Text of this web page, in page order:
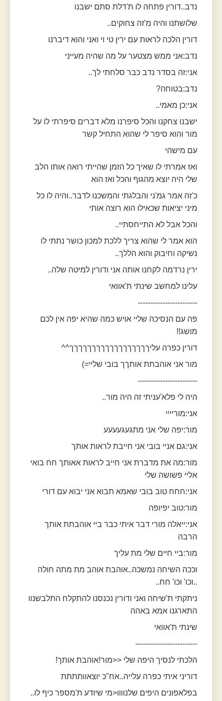
נדב..דורין פתחה לו ת'דלת סתם ישבנו
שלושתנו והיה מ'זה צחוקים..
דורין הלכה לראות עם ירין טי וי ואני והוא דיברנו
נדב:אני ממש מצטער על מה שהיה מעייני
אני:זה בסדר נדב כבר סלחתי לך..
נדב:בטוחה?
אני:כן מאמי..
ישבנו צחקנו והכל סיפרנו מלא דברים סיפרתי לו על
מור והוא סיפר לי שהוא התחיל קשר
עם מישהי
ואז אמרתי לו שאיך כל הזמן שהייתי רואה אותו הלב
שלי היה יוצא מהגוף והכל ואז הוא
כ'זה אמר גמ'ני והבלגתי והמשכנו לדבר..והיה לו כל
מיני יציאות שכאילו הוא רוצה אותי
והכל אבל לא התייחסתיי..
הוא אמר לי שהוא צריך ללכת למכון כושר נתתי לו
נשיקה וחיבוק והוא הללך..
ירין נרדמה לקחנו אותה אני ודורין למיטה שלה..
עלינו למחשב שינתי ת'אוואי
------------------------
פה עם הנסיכה שליי אויש כמה שהיא יפה אין לכם
מושג!!
דורין כפרה עליךךךךךךךךךךךךךךךךךך^^
מור אני אוהבתת אותךך בובי שליי=)
------------------------
היה לי פלא'עניתי זה היה מור..
אני:מוריייי
מור:יפה שלי אני מתגעגעעעע
אני:גם אניי בובי אני חייבת לראות אותך
מור:מה את מדברת אני חייב לראות אאותך חח בואי
אליי פשושה שלי
אני:חחח טוב בובי שאמא תבוא אני יבוא עם דורי
מור:טוב יפיופה
אני:ייאלה מורי דבר איתי כבר ביי אוהבתת אותך
הרבה
מור:ביי חיים שלי מת עליך
וככה השיחה נמשכה..אוהבת אוהב מת מתה חולה
..וכו' וכו' חח..
ניתקתי ת'שיחה ואני ודורין נכנסנו להתקלח התלבשנוו
התארגנו אמא באהה
שינתי ת'אוואי
-------------------------
הלכתי לנסיך היפה שלי <<מור!אוהבת אותך!
דוריני איתי כפרה עלייה..אח"כ יוצאוותתתת
בפלאפונים היפים שלנוווו<מי שיודע ת'מספר כיף לו..